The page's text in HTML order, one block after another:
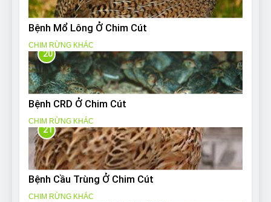
Bệnh Mổ Lông Ở Chim Cút
CHIM RỪNG KHÁC
20
Bệnh CRD Ở Chim Cút
CHIM RỪNG KHÁC
21
Bệnh Cầu Trùng Ở Chim Cút
CHIM RỪNG KHÁC